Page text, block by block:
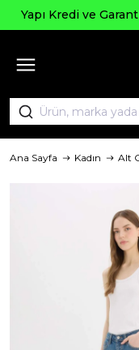
Yapı Kredi ve
Ana Sayfa Kadın Alt